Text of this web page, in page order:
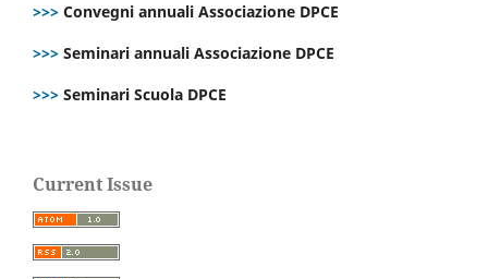
>>> Convegni annuali Associazione DPCE
>>> Seminari annuali Associazione DPCE
>>> Seminari Scuola DPCE
Current Issue